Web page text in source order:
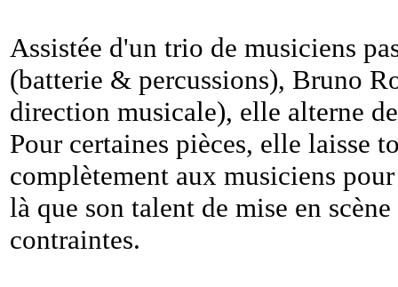
Assistée d'un trio de musiciens
(batterie & percussions), Bruno
direction musicale), elle alterne
Pour certaines pièces, elle laisse
complètement aux musiciens
là que son talent de mise en
contraintes.